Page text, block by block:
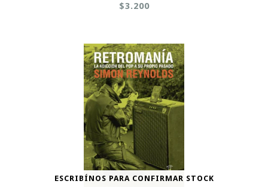
$3.200
ESCRIBÍNOS PARA CONFIRMAR STOCK